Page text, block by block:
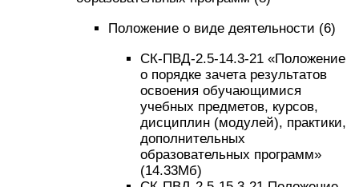
Положение о виде деятельности (6)
СК-ПВД-2.5-14.3-21 «Положение
о порядке зачета результатов
освоения обучающимися
учебных предметов, курсов,
дисциплин (модулей), практики,
дополнительных
образовательных программ»
(14.33Mб)